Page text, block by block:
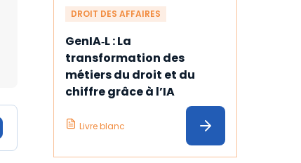
DROIT DES AFFAIRES
GenIA‑L : La
transformation des
métiers du droit et du
chiffre grâce à l’IA
Livre blanc